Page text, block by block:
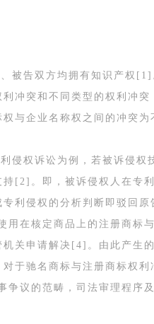
被告双方均拥有知识产权[1]
冲突和不同类型的权利冲突
与企业名称权之间的冲突为
侵权诉讼为例，若被诉侵权
[2]。即，被诉侵权人在专
利侵权的分析判断即驳回原
用在核定商品上的注册商标
关申请解决[4]。由此产生
于驰名商标与注册商标权利
争议的范畴，司法审理程序